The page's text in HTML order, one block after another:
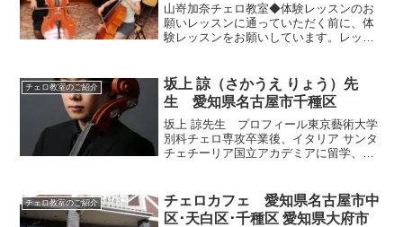
山嵜加奈チェロ教室◆体験レッスンのお
願いレッスンに通っていただく前に、体
験レッスンをお願いしています。レッス
からです。体験レッスンを通し、生徒様
に合ったレッスンのご提案...
チェロ教室のご紹介
坂上 諒（さかうえ りょう）先
生 愛知県名古屋市千種区
坂上 諒先生 プロフィール東京藝術大学
別科チェロ専攻卒業後、イタリア サンタ
チェチーリア国立アカデミアに留学、パ
ベーテン音楽コンクール第1位。日本クラ
シック音楽コンクー...
チェロ教室のご紹介
チェロカフェ 愛知県名古屋市中
区･天白区･千種区 愛知県大府市